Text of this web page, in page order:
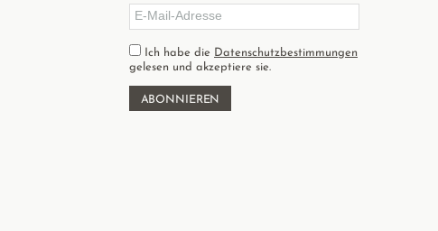
Ich habe die Datenschutzbestimmungen
gelesen und akzeptiere sie.